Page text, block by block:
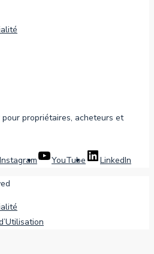
propriétaires, acheteurs et
Instagram YouTube LinkedIn